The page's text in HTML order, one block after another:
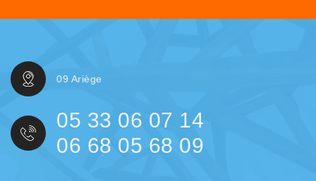
09 Ariège
05 33 06 07 14
06 68 05 68 09